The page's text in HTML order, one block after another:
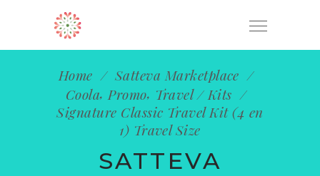
Home / Satteva Marketplace /
Coola, Promo, Travel / Kits /
Signature Classic Travel Kit (4 en
1) Travel Size
SATTEVA
ENVÍO GRATUITO EN PEDIDOS MAYORES
OK